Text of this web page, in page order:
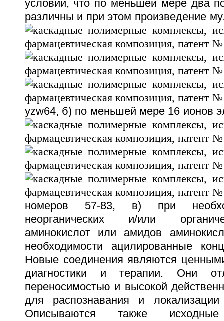
условии, что по меньшей мере два
различны и при этом произведение
yzw64, б) по меньшей мере 16 ионов
номеров 57-83, в) при
неорганических и/или
аминокислот или амидов
необходимости ацилированные
Новые соединения являются
диагностики и терапии. Они
переносимостью и высокой
для распознавания и
Описываются также